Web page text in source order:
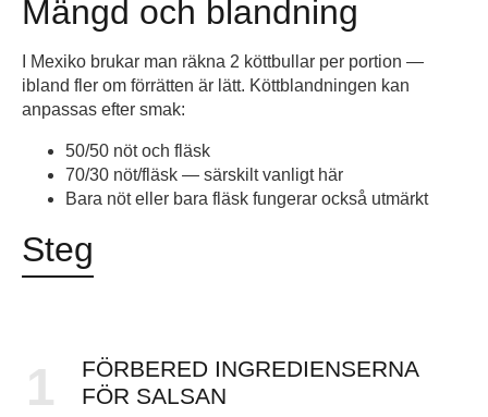
Mängd och blandning
I Mexiko brukar man räkna 2 köttbullar per portion —
ibland fler om förrätten är lätt. Köttblandningen kan
anpassas efter smak:
50/50 nöt och fläsk
70/30 nöt/fläsk — särskilt vanligt här
Bara nöt eller bara fläsk fungerar också utmärkt
Steg
1
FÖRBERED INGREDIENSERNA
FÖR SALSAN